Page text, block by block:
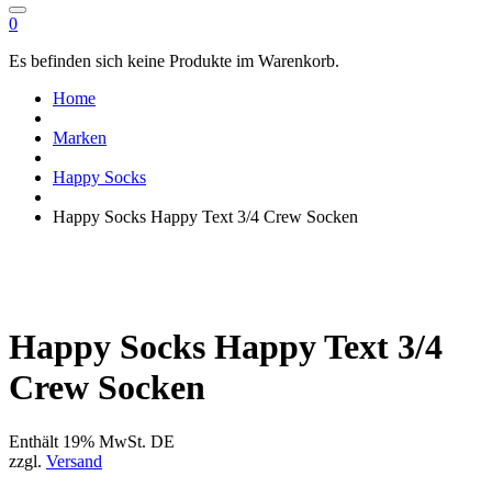
0
Es befinden sich keine Produkte im Warenkorb.
Home
Marken
Happy Socks
Happy Socks Happy Text 3/4 Crew Socken
Happy Socks Happy Text 3/4
Crew Socken
Enthält 19% MwSt. DE
zzgl. Versand